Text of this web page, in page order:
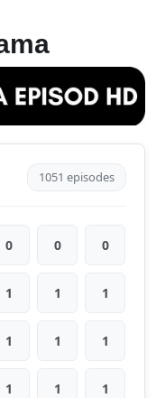
1051 episodes
0 0 0
1 1 1
1 1 1
1 1 1